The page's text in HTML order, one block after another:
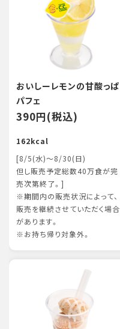
おいしーレモンの甘酸っぱ
パフェ
390円(税込)
162kcal
[8/5(水)～8/30(日)
但し販売予定総数40万食が完
売次第終了。]
※期間内の販売状況によって、
販売を継続させていただく場合
があります。
※お持ち帰り対象外。